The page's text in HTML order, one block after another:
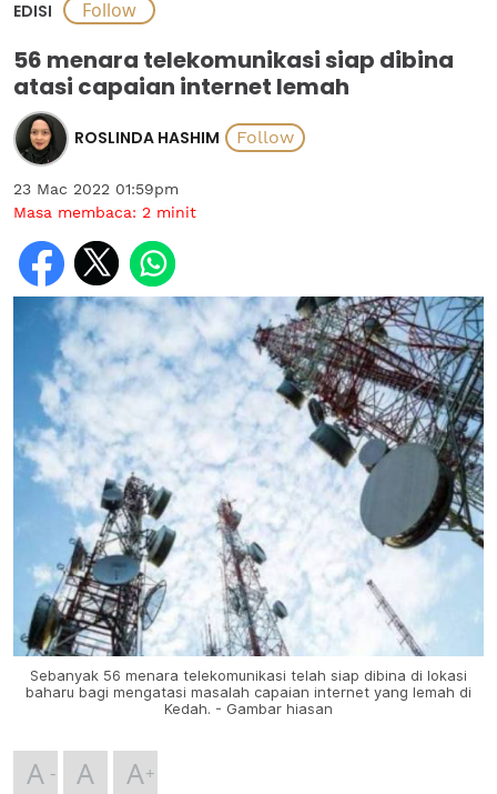
EDISI
56 menara telekomunikasi siap dibina
atasi capaian internet lemah
ROSLINDA HASHIM
23 Mac 2022 01:59pm
Masa membaca: 2 minit
Sebanyak 56 menara telekomunikasi telah siap dibina di lokasi
baharu bagi mengatasi masalah capaian internet yang lemah di
Kedah. - Gambar hiasan
A A A